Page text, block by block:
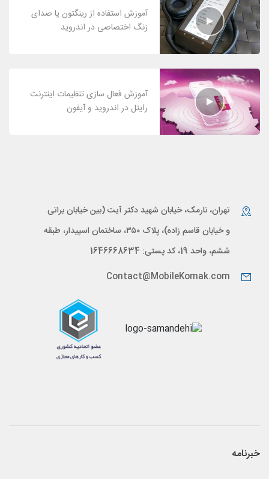
آموزش استفاده از رینگتون یا صدای
زنگ اختصاصی در اندروید
آموزش فعال سازی تنظیمات اینترنت
رایتل در اندروید و آیفون
تهران، نارمک، خیابان شهید دکتر آیت (بین خیابان براتی
و خیابان قاسم زاده)، پلاک ۳۵۰، ساختمان اسپیدار، طبقه
ششم، واحد 19، کد پستی: 1646668634
Contact@MobileKomak.com
خبرنامه